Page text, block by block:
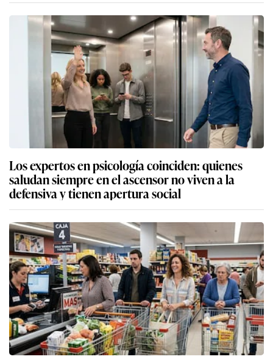
Los expertos en psicología coinciden: quienes
saludan siempre en el ascensor no viven a la
defensiva y tienen apertura social